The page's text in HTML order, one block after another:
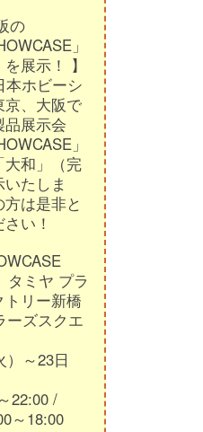
の
」
展示！ 】
ホビーシ
京、大阪で
品展示会
」
大和」（完
たしま
は是非と
い！
ミヤ プラ
トリー新橋
ズスクエ
）～23日
22:00 /
～18:00